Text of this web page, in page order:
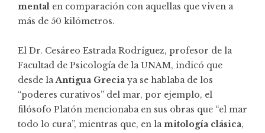
mental en comparación con aquellas que viven a
más de 50 kilómetros.
El Dr. Cesáreo Estrada Rodríguez, profesor de la
Facultad de Psicología de la UNAM, indicó que
desde laAntigua Grecia ya se hablaba de los
“poderes curativos” del mar, por ejemplo, el
filósofo Platón mencionaba en sus obras que “el mar
todo lo cura”, mientras que, en lamitología clásica,